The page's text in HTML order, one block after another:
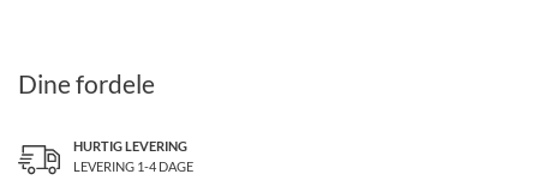
Dine fordele
HURTIG LEVERING
LEVERING 1-4 DAGE